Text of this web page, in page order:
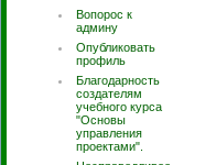
Вопорос к
админу
Опубликовать
профиль
Благодарность
создателям
учебного курса
"Основы
управления
проектами".